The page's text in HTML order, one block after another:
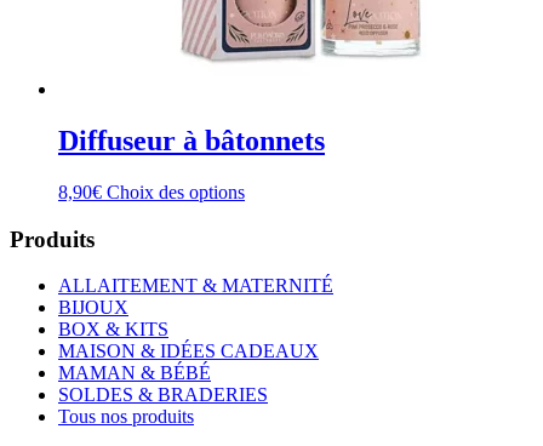
Diffuseur à bâtonnets
8,90€ Choix des optionsCe
variations.
Les
peuvent
être
choisies
sur
Produits
ALLAITEMENT & MATERNITÉ
BIJOUX
BOX & KITS
MAISON & IDÉES CADEAUX
MAMAN & BÉBÉ
SOLDES & BRADERIES
Tous nos produits